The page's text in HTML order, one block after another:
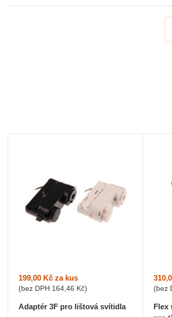
199,00 Kč za kus
(bez DPH 164,46 Kč)
Adaptér 3F pro lištová svítidla
(bez
Flex